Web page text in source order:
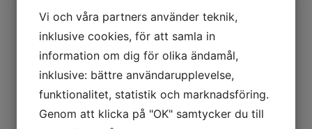
Vi och våra partners använder teknik,
inklusive cookies, för att samla in
information om dig för olika ändamål,
inklusive: bättre användarupplevelse,
funktionalitet, statistik och marknadsföring.
Genom att klicka på "OK" samtycker du till